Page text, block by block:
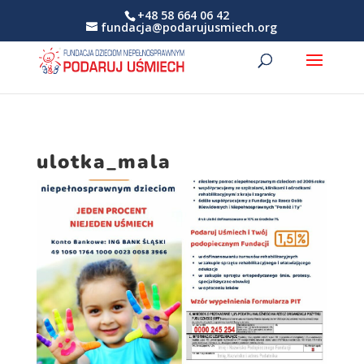
+48 58 664 06 42
fundacja@podarujusmiech.org
ulotka_mala